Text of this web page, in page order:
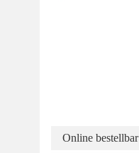
Online bestellbar